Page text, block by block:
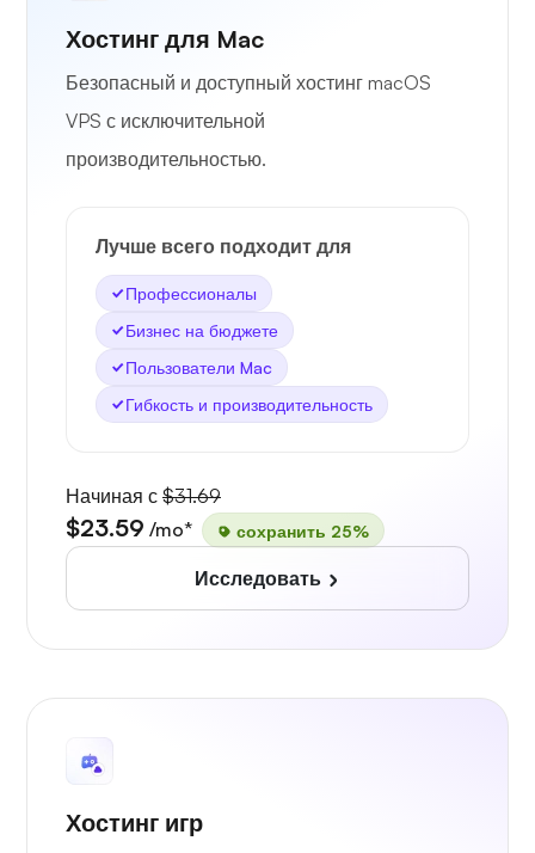
Хостинг для Mac
Безопасный и доступный хостинг macOS
VPS с исключительной
производительностью.
Лучше всего подходит для
Профессионалы
Бизнес на бюджете
Пользователи Mac
Гибкость и производительность
Начиная с $31.69
$23.59 /mo* сохранить 25%
Исследовать
Хостинг игр